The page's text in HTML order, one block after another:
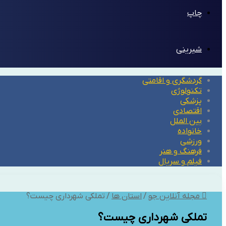
چاپ
شیرینی
گردشگری و اقامتی
تکنولوژی
پزشکی
اقتصادی
بین الملل
خانواده
ورزشی
فرهنگ و هنر
فیلم و سریال
مجله آنلاین جو /استان ها / تملکی شهرداری چیست؟
تملکی شهرداری چیست؟